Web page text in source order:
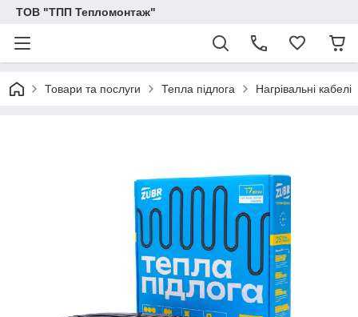
ТОВ "ТПП Тепломонтаж"
Товари та послуги Тепла підлога Нагрівальні кабелі